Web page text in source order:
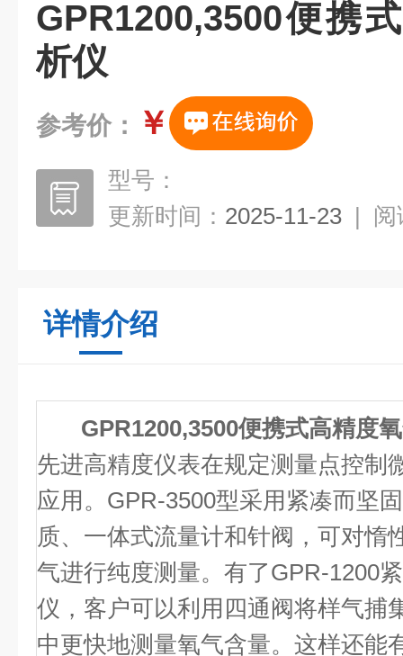
GPR1200,3500便携
析仪
参考价： ￥
型号：
更新时间： 2025-11-23 | 阅
详情介绍
GPR1200,3500便携式高精度
先进高精度仪表在规定测量点控制
应用。GPR-3500型采用紧凑而坚
质、一体式流量计和针阀，可对惰
气进行纯度测量。有了GPR-1200
仪，客户可以利用四通阀将样气捕
中更快地测量氧气含量。这样还能